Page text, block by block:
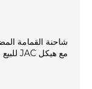
مع هيكل JAC للبيع